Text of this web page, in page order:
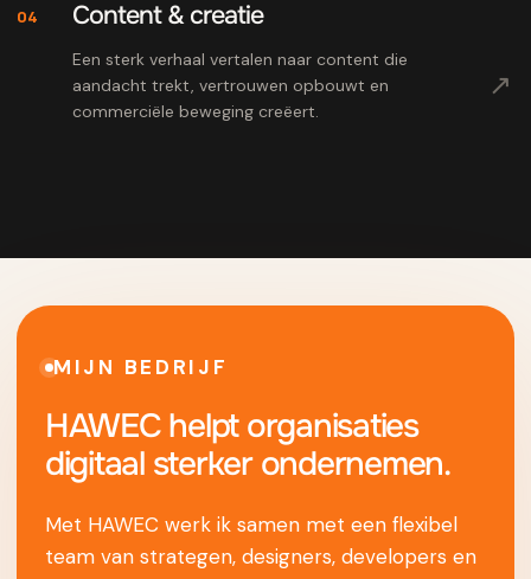
04 Content & creatie
Een sterk verhaal vertalen naar content die
aandacht trekt, vertrouwen opbouwt en
commerciële beweging creëert.
↗
MIJN BEDRIJF
HAWEC helpt organisaties
digitaal sterker ondernemen.
Met HAWEC werk ik samen met een flexibel
team van strategen, designers, developers en